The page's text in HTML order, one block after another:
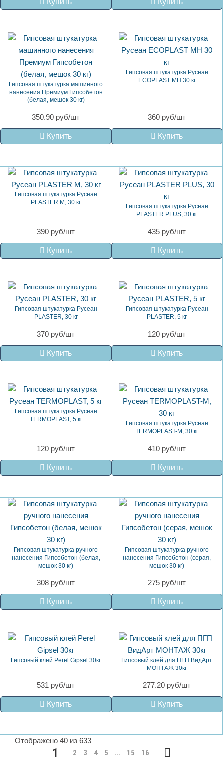
Купить Купить
Гипсовая штукатурка машинного
нанесения Премиум Гипсобетон
(белая, мешок 30 кг)
350.90 руб/шт
Купить
Гипсовая штукатурка Русеан
ECOPLAST MH 30 кг
360 руб/шт
Купить
Гипсовая штукатурка Русеан
PLASTER M, 30 кг
390 руб/шт
Купить
Гипсовая штукатурка Русеан
PLASTER PLUS, 30 кг
435 руб/шт
Купить
Гипсовая штукатурка Русеан
PLASTER, 30 кг
370 руб/шт
Купить
Гипсовая штукатурка Русеан
PLASTER, 5 кг
120 руб/шт
Купить
Гипсовая штукатурка Русеан
TERMOPLAST, 5 кг
120 руб/шт
Купить
Гипсовая штукатурка Русеан
TERMOPLAST-M, 30 кг
410 руб/шт
Купить
Гипсовая штукатурка ручного
нанесения Гипсобетон (белая,
мешок 30 кг)
308 руб/шт
Купить
Гипсовая штукатурка ручного
нанесения Гипсобетон (серая,
мешок 30 кг)
275 руб/шт
Купить
Гипсовый клей Perel Gipsel 30кг
531 руб/шт
Купить
Гипсовый клей для ПГП ВидАрт
МОНТАЖ 30кг
277.20 руб/шт
Купить
Отображено 40 из 633
1 2 3 4 5 ... 15 16